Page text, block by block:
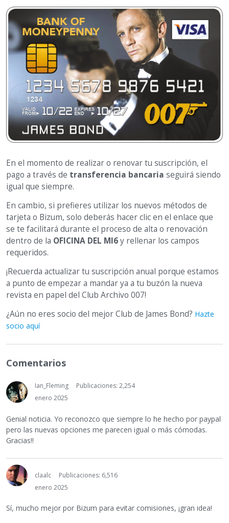
En el momento de realizar o renovar tu suscripción, el
pago a través de transferencia bancaria seguirá siendo
igual que siempre.
En cambio, si prefieres utilizar los nuevos métodos de
tarjeta o Bizum, solo deberás hacer clic en el enlace que
se te facilitará durante el proceso de alta o renovación
dentro de la OFICINA DEL MI6y rellenar los campos
requeridos.
¡Recuerda actualizar tu suscripción anual porque estamos
a punto de empezar a mandar ya a tu buzón la nueva
revista en papel del Club Archivo 007!
¿Aún no eres socio del mejor Club de James Bond? Hazte
socio aquí
Comentarios
Ian_Fleming
Publicaciones: 2,254
enero 2025
Genial noticia. Yo reconozco que siempre lo he hecho por paypal
pero las nuevas opciones me parecen igual o más cómodas.
Gracias!!
claalc
Publicaciones: 6,516
enero 2025
Sí, mucho mejor por Bizum para evitar comisiones, ¡gran idea!